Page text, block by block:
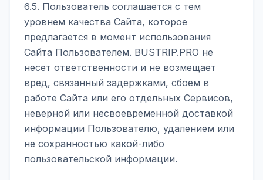
6.5. Пользователь соглашается с тем
уровнем качества Сайта, которое
предлагается в момент использования
Сайта Пользователем. BUSTRIP.PRO не
несет ответственности и не возмещает
вред, связанный задержками, сбоем в
работе Сайта или его отдельных Сервисов,
неверной или несвоевременной доставкой
информации Пользователю, удалением или
не сохранностью какой-либо
пользовательской информации.